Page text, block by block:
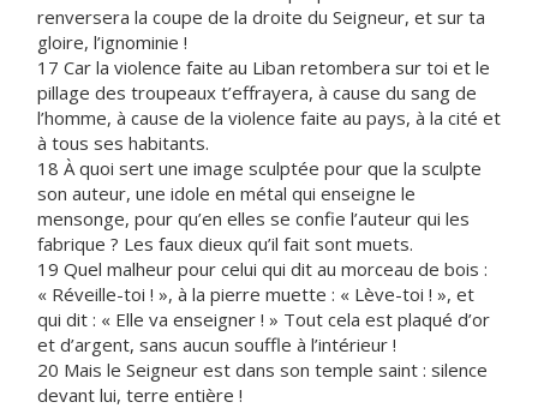
renversera la coupe de la droite du Seigneur, et sur ta
gloire, l’ignominie !
17 Car la violence faite au Liban retombera sur toi et le
pillage des troupeaux t’effrayera, à cause du sang de
l’homme, à cause de la violence faite au pays, à la cité et
à tous ses habitants.
18 À quoi sert une image sculptée pour que la sculpte
son auteur, une idole en métal qui enseigne le
mensonge, pour qu’en elles se confie l’auteur qui les
fabrique ? Les faux dieux qu’il fait sont muets.
19 Quel malheur pour celui qui dit au morceau de bois :
« Réveille-toi ! », à la pierre muette : « Lève-toi ! », et
qui dit : « Elle va enseigner ! » Tout cela est plaqué d’or
et d’argent, sans aucun souffle à l’intérieur !
20 Mais le Seigneur est dans son temple saint : silence
devant lui, terre entière !